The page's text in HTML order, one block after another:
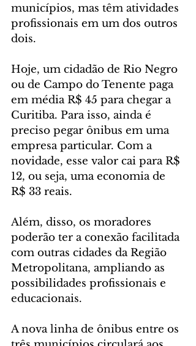
municípios, mas têm atividades
profissionais em um dos outros
dois.
Hoje, um cidadão de Rio Negro
ou de Campo do Tenente paga
em média R$ 45 para chegar a
Curitiba. Para isso, ainda é
preciso pegar ônibus em uma
empresa particular. Com a
novidade, esse valor cai para R$
12, ou seja, uma economia de
R$ 33 reais.
Além, disso, os moradores
poderão ter a conexão facilitada
com outras cidades da Região
Metropolitana, ampliando as
possibilidades profissionais e
educacionais.
A nova linha de ônibus entre os